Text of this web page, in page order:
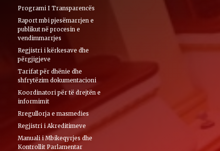
Programi I Transparencës
Raport mbi pjesëmarrjen e
publikut në procesin e
vendimmarrjes
Regjistri i kërkesave dhe
përgjigjeve
Tarifat për dhënie dhe
shfrytëzim dokumentacioni
Koordinatori për të drejtën e
informimit
Rregullorja e masmedies
Regjistri i Akreditimeve
Manuali i Mbikeqyrjes dhe
Kontrollit Parlamentar